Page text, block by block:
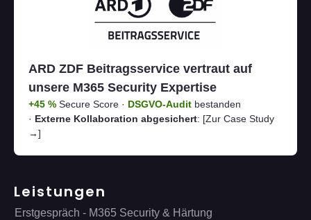
ARD ZDF Beitragsservice vertraut auf
unsere M365 Security Expertise
+45 % Secure Score · DSGVO-Audit bestanden
· Externe Kollaboration abgesichert: [Zur Case Study
→]
Leistungen
Erstgespräch - M365 Security & Härtung